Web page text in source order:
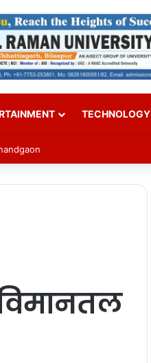
TECHNOLOGY
विमानतल